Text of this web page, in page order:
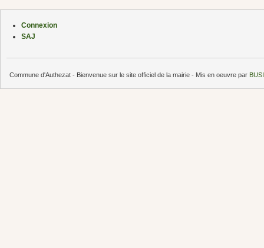
Connexion
SAJ
Commune d'Authezat - Bienvenue sur le site officiel de la mairie - Mis en oeuvre par